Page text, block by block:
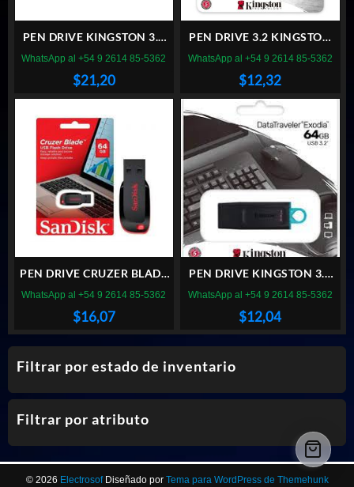
Filtrar por estado de inventario
Filtrar por atributo
PEN DRIVE KINGSTON 3.2
DTX 128GB EXODIA VERDE
$21,20
WhatsApp al +54 9 2614 85-5362
PEN DRIVE 3.2 KINGSTON
64GB DATATRAVELER 70
$12,32
WhatsApp al +54 9 2614 85-5362
PEN DRIVE CRUZER BLADE
64GB ROJO
$16,07
WhatsApp al +54 9 2614 85-5362
PEN DRIVE KINGSTON 3.2
DTX 64GB EXODIA NEGRO
$12,04
WhatsApp al +54 9 2614 85-5362
© 2026 Electrosof Diseñado por Tema para WordPress de Themehunk